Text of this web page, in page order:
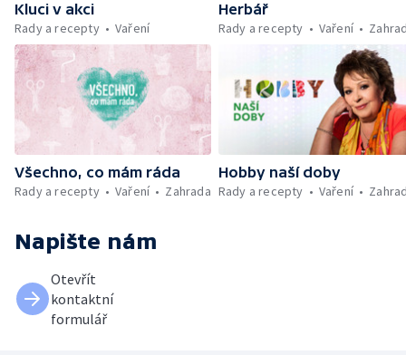
Kluci v akci
Rady a recepty
Vaření
Herbář
Rady a recepty
Vaření
Všechno, co mám ráda
Rady a recepty
Vaření Zahrada
Hobby naší doby
Rady a recepty
Vaření
Napište nám
Otevřít
kontaktní
formulář